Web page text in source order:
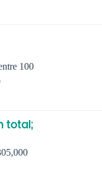
100
total;